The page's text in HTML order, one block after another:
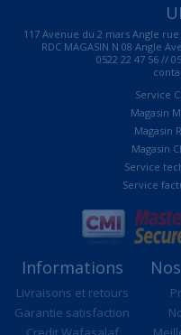
117 Avenue du 2 mars Angle
RDC MAGASIN N 08 Angle
0522 22 47 56 //
Service
Magasin
Magasin
Magasin
Service
Service
Informations
Livraisons et retours
Garantie satisfaction